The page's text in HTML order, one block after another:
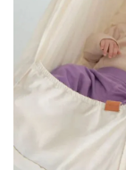
+ Hạt gel thấm hút
+ Công nghệ hiện
khô ráo.
+ Lượng sữa thừa
thấm ngược lại.